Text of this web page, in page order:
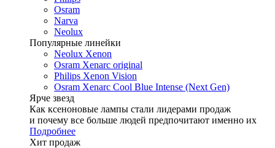
Osram
Narva
Neolux
Популярные линейки
Neolux Xenon
Osram Xenarc original
Philips Xenon Vision
Osram Xenarc Cool Blue Intense (Next Gen)
Ярче звезд
Как ксеноновые лампы стали лидерами продаж
и почему все больше людей предпочитают именно их
Подробнее
Хит продаж